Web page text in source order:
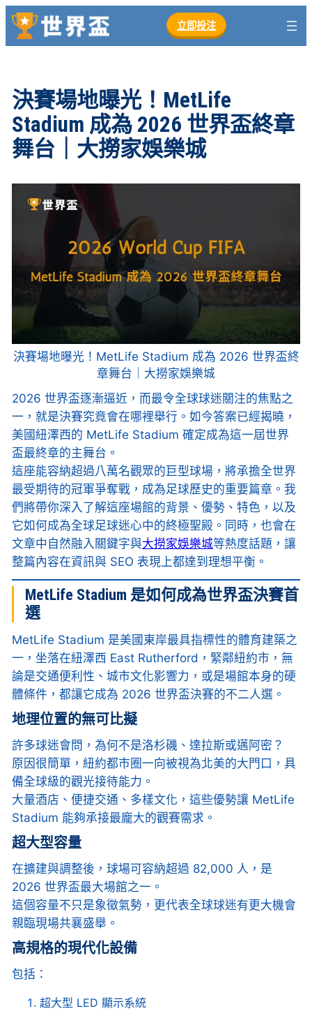
跳
主
內
容
立即投注
決賽場地曝光！MetLife
Stadium 成為 2026 世界盃終章
舞台｜大撈家娛樂城
決賽場地曝光！MetLife Stadium 成為 2026 世界盃終
章舞台｜大撈家娛樂城
2026 世界盃逐漸逼近，而最令全球球迷關注的焦點之
一，就是決賽究竟會在哪裡舉行。如今答案已經揭曉，
美國紐澤西的 MetLife Stadium 確定成為這一屆世界
盃最終章的主舞台。
這座能容納超過八萬名觀眾的巨型球場，將承擔全世界
最受期待的冠軍爭奪戰，成為足球歷史的重要篇章。我
們將帶你深入了解這座場館的背景、優勢、特色，以及
它如何成為全球足球迷心中的終極聖殿。同時，也會在
文章中自然融入關鍵字與大撈家娛樂城等熱度話題，讓
整篇內容在資訊與 SEO 表現上都達到理想平衡。
MetLife Stadium 是如何成為世界盃決賽首
選
MetLife Stadium 是美國東岸最具指標性的體育建築之
一，坐落在紐澤西 East Rutherford，緊鄰紐約市，無
論是交通便利性、城市文化影響力，或是場館本身的硬
體條件，都讓它成為 2026 世界盃決賽的不二人選。
地理位置的無可比擬
許多球迷會問，為何不是洛杉磯、達拉斯或邁阿密？
原因很簡單，紐約都市圈一向被視為北美的大門口，具
備全球級的觀光接待能力。
大量酒店、便捷交通、多樣文化，這些優勢讓 MetLife
Stadium 能夠承接最龐大的觀賽需求。
超大型容量
在擴建與調整後，球場可容納超過 82,000 人，是
2026 世界盃最大場館之一。
這個容量不只是象徵氣勢，更代表全球球迷有更大機會
親臨現場共襄盛舉。
高規格的現代化設備
包括：
超大型 LED 顯示系統